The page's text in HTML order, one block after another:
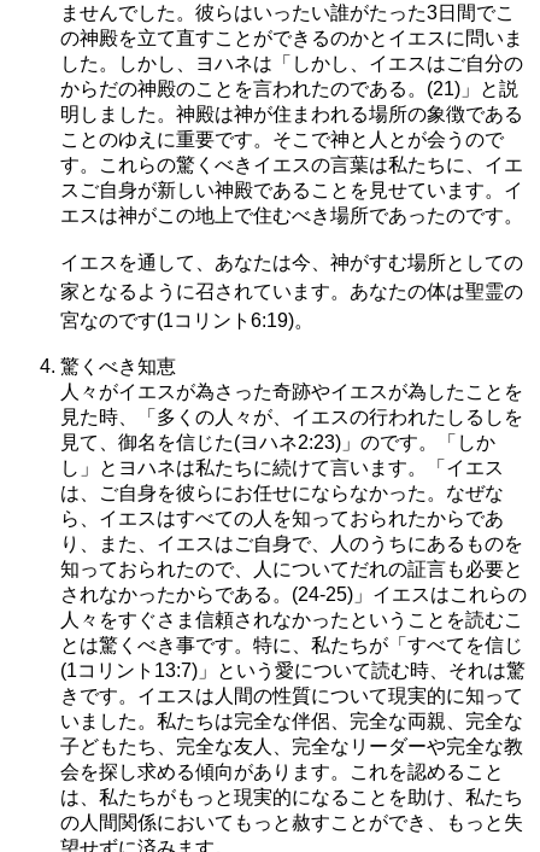
ませんでした。彼らはいったい誰がたった3日間でこ
の神殿を立て直すことができるのかとイエスに問いま
した。しかし、ヨハネは「しかし、イエスはご自分の
からだの神殿のことを言われたのである。(21)」と説
明しました。神殿は神が住まわれる場所の象徴である
ことのゆえに重要です。そこで神と人とが会うので
す。これらの驚くべきイエスの言葉は私たちに、イエ
スご自身が新しい神殿であることを見せています。イ
エスは神がこの地上で住むべき場所であったのです。
イエスを通して、あなたは今、神がすむ場所としての
家となるように召されています。あなたの体は聖霊の
宮なのです(1コリント6:19)。
驚くべき知恵
人々がイエスが為さった奇跡やイエスが為したことを
見た時、「多くの人々が、イエスの行われたしるしを
見て、御名を信じた(ヨハネ2:23)」のです。「しか
し」とヨハネは私たちに続けて言います。「イエス
は、ご自身を彼らにお任せにならなかった。なぜな
ら、イエスはすべての人を知っておられたからであ
り、また、イエスはご自身で、人のうちにあるものを
知っておられたので、人についてだれの証言も必要と
されなかったからである。(24-25)」イエスはこれらの
人々をすぐさま信頼されなかったということを読むこ
とは驚くべき事です。特に、私たちが「すべてを信じ
(1コリント13:7)」という愛について読む時、それは驚
きです。イエスは人間の性質について現実的に知って
いました。私たちは完全な伴侶、完全な両親、完全な
子どもたち、完全な友人、完全なリーダーや完全な教
会を探し求める傾向があります。これを認めること
は、私たちがもっと現実的になることを助け、私たち
の人間関係においてもっと赦すことができ、もっと失